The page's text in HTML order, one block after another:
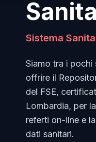
Sistema
Siamo tra i
offrire il
del FSE,
Lombardia, per
referti on-line e
dati sanitari.